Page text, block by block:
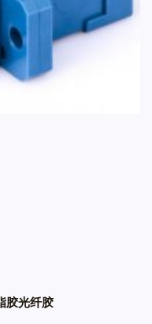
胶光纤胶